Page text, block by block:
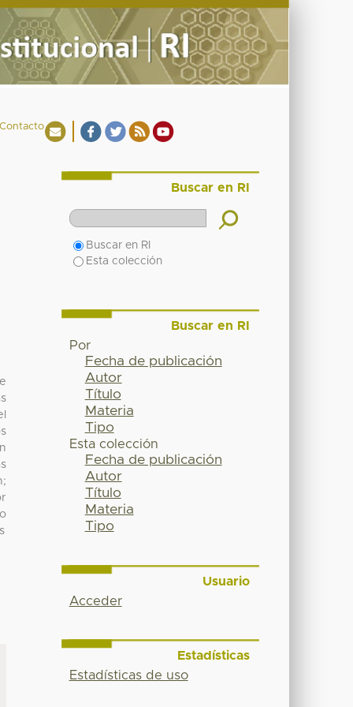
Buscar en RI
Buscar en RI
Esta colección
Buscar en RI
Por
Fecha de publicación
Autor
Título
Materia
Tipo
Esta colección
Fecha de publicación
Autor
Título
Materia
Tipo
Usuario
Acceder
Estadísticas
Estadísticas de uso